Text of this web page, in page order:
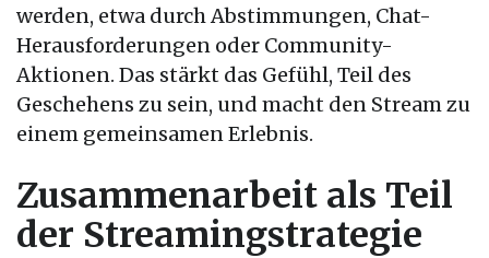
werden, etwa durch Abstimmungen, Chat-
Herausforderungen oder Community-
Aktionen. Das stärkt das Gefühl, Teil des
Geschehens zu sein, und macht den Stream zu
einem gemeinsamen Erlebnis.
Zusammenarbeit als Teil
der Streamingstrategie